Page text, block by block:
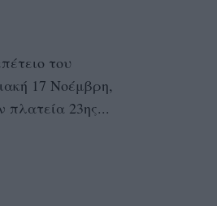
του
17 Νοέμβρη,
πλατεία 23ης...